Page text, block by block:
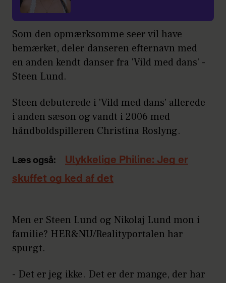
Som den opmærksomme seer vil have
bemærket, deler danseren efternavn med
en anden kendt danser fra 'Vild med dans' -
Steen Lund.
Steen debuterede i 'Vild med dans' allerede
i anden sæson og vandt i 2006 med
håndboldspilleren Christina Roslyng.
Læs også:
Ulykkelige Philine: Jeg er
skuffet og ked af det
Men er Steen Lund og Nikolaj Lund mon i
familie? HER&NU/Realityportalen har
spurgt.
- Det er jeg ikke. Det er der mange, der har